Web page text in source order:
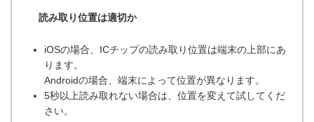
読み取り位置は適切か
iOSの場合、ICチップの読み取り位置は端末の上部にあ
ります。
Androidの場合、端末によって位置が異なります。
5秒以上読み取れない場合は、位置を変えて試してくだ
さい。